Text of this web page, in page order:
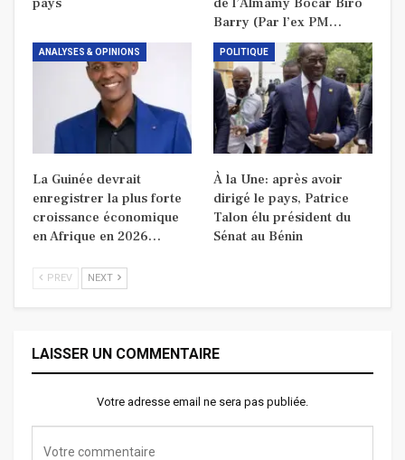
Barry (Par l’ex PM…
ANALYSES & OPINIONS
La Guinée devrait
enregistrer la plus forte
croissance économique
en Afrique en 2026…
POLITIQUE
À la Une: après avoir
dirigé le pays, Patrice
Talon élu président du
Sénat au Bénin
PREV NEXT
LAISSER UN COMMENTAIRE
Votre adresse email ne sera pas publiée.